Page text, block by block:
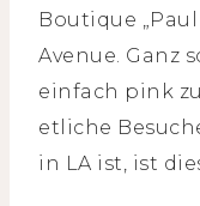
Boutique
Avenue. Ganz
einfach pink
etliche
in LA ist, ist